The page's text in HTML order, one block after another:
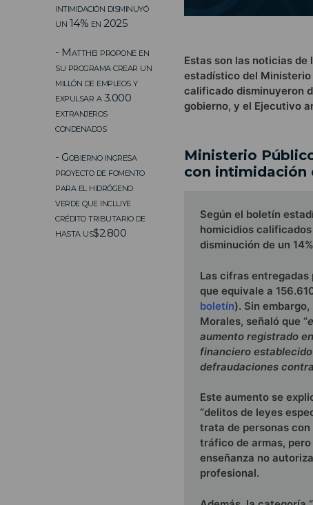
intimidación disminuyó
un 14% en 2025
- Matthei propone en
su programa crear un
millón de empleos y
expulsar a 3.000
extranjeros
condenados
- Gobierno ingresa
proyecto de fomento
para el hidrógeno
verde que incluye
crédito tributario de
hasta us$2.800
Estas son las noticias de
estadístico del
calificado disminuyeron
gobierno, y el Ejecutivo
Ministerio
con intimidación
Según el boletín
homicidios
disminución de un
Las cifras entregadas
que equivale a
boletín). Sin
Morales, señaló que “
aumento registrado
financiero
defraudaciones
Este aumento se
“delitos de leyes
trata de personas
tráfico de armas,
enseñanza no
profesional.